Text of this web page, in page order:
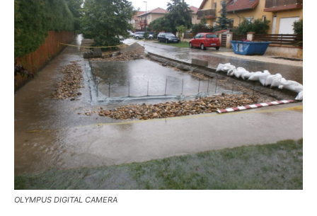
OLYMPUS DIGITAL CAMERA